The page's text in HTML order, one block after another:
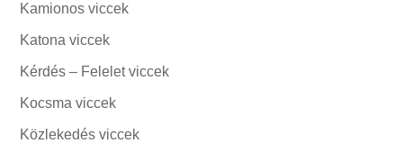
Kamionos viccek
Katona viccek
Kérdés – Felelet viccek
Kocsma viccek
Közlekedés viccek